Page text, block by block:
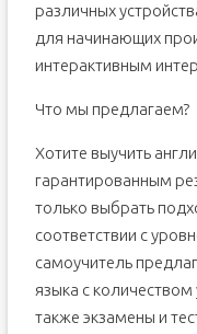
различных
для начинающих
интерактивным
Что мы предлагаем?
Хотите выучить
гарантированным
только выбрать
соответствии с
самоучитель
языка с
также экзамены и